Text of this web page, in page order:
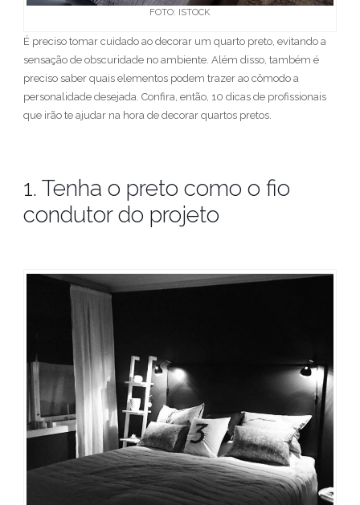
FOTO: ISTOCK
É preciso tomar cuidado ao decorar um quarto preto, evitando a
sensação de obscuridade no ambiente. Além disso, também é
preciso saber quais elementos podem trazer ao cômodo a
personalidade desejada. Confira, então, 10 dicas de profissionais
que irão te ajudar na hora de decorar quartos pretos.
1. Tenha o preto como o fio
condutor do projeto